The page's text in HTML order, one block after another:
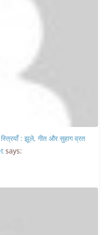
: झूले, गीत और सुहाग व्रत
says: